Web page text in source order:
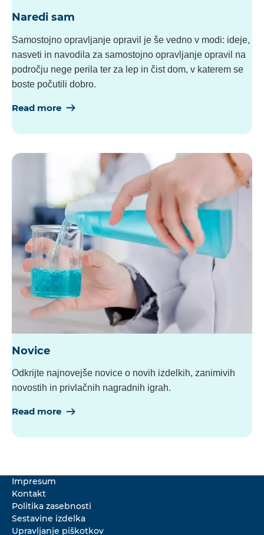
Naredi sam
Samostojno opravljanje opravil je še vedno v modi: ideje,
nasveti in navodila za samostojno opravljanje opravil na
področju nege perila ter za lep in čist dom, v katerem se
boste počutili dobro.
Read more
Novice
Odkrijte najnovejše novice o novih izdelkih, zanimivih
novostih in privlačnih nagradnih igrah.
Read more
Impresum
Kontakt
Politika zasebnosti
Sestavine izdelka
Upravljanje piškotkov